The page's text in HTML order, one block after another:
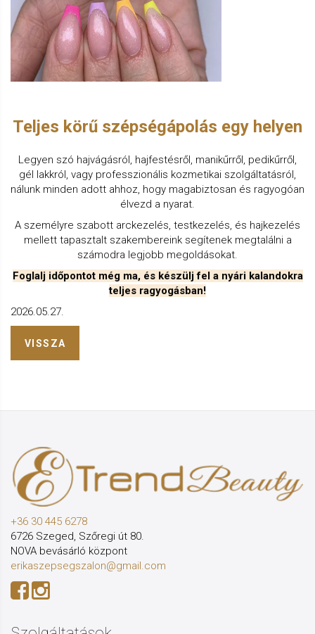
Teljes körű szépségápolás egy helyen
Legyen szó hajvágásról, hajfestésről, manikűrről, pedikűrről,
gél lakkról, vagy professzionális kozmetikai szolgáltatásról,
nálunk minden adott ahhoz, hogy magabiztosan és ragyogóan
élvezd a nyarat.
A személyre szabott arckezelés, testkezelés, és hajkezelés
mellett tapasztalt szakembereink segítenek megtalálni a
számodra legjobb megoldásokat.
Foglalj időpontot még ma, és készülj fel a nyári kalandokra
teljes ragyogásban!
2026.05.27.
VISSZA
+36 30 445 6278
6726 Szeged, Szőregi út 80.
NOVA bevásárló központ
erikaszepsegszalon@gmail.com